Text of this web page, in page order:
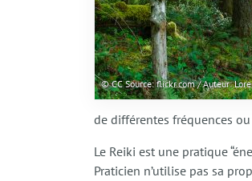
© CC Source: flickr.com / Auteur:
de différentes fréquences
Le Reiki est une pratique
Praticien n’utilise pas sa